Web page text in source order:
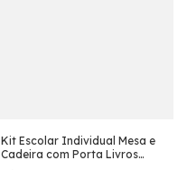
Kit Escolar Individual Mesa e
Cadeira com Porta Livros